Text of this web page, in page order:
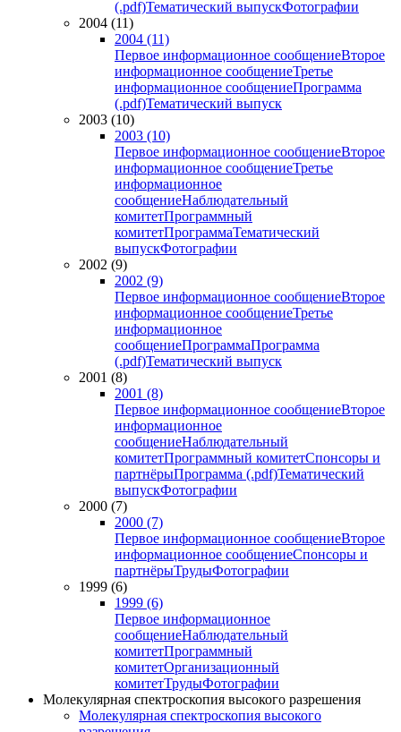
(.pdf)Тематический выпускФотографии
2004 (11)
2004 (11)
Первое информационное сообщениеВторое
информационное сообщениеТретье
информационное сообщениеПрограмма
(.pdf)Тематический выпуск
2003 (10)
2003 (10)
Первое информационное сообщениеВторое
информационное сообщениеТретье
информационное
сообщениеНаблюдательный
комитетПрограммный
комитетПрограммаТематический
выпускФотографии
2002 (9)
2002 (9)
Первое информационное сообщениеВторое
информационное сообщениеТретье
информационное
сообщениеПрограммаПрограмма
(.pdf)Тематический выпуск
2001 (8)
2001 (8)
Первое информационное сообщениеВторое
информационное
сообщениеНаблюдательный
комитетПрограммный комитетСпонсоры и
партнёрыПрограмма (.pdf)Тематический
выпускФотографии
2000 (7)
2000 (7)
Первое информационное сообщениеВторое
информационное сообщениеСпонсоры и
партнёрыТрудыФотографии
1999 (6)
1999 (6)
Первое информационное
сообщениеНаблюдательный
комитетПрограммный
комитетОрганизационный
комитетТрудыФотографии
Молекулярная спектроскопия высокого разрешения
Молекулярная спектроскопия высокого